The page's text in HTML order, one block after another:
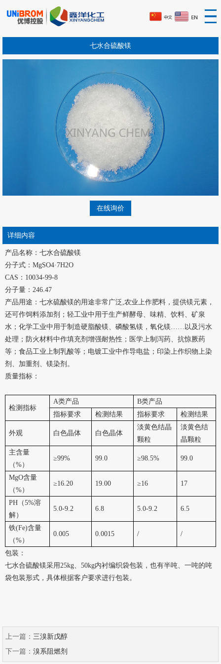
七水合硫酸镁
在线询价
详细内容
产品名称：七水合硫酸镁
分子式：MgSO4·7H2O
CAS：10034-99-8
分子量：246.47
产品用途：七水硫酸镁的用途非常广泛,农业上作肥料，提供镁元素，
还可作饲料添加剂；轻工业中用于生产鲜酵母、味精、饮料、矿泉
水；化学工业中用于制造硬脂酸镁、磷酸氢镁，氧化镁……以及污水
处理；防火材料中作填充剂增强耐热性；医学上制泻药、抗惊厥药
等；食品工业上制乳酸等；电镀工业中作导电盐；印染上作织物上染
剂、加重剂、镁染剂。
质量指标：
检测指标
A类产品
B类产品
指标要求
检测结果 指标要求 检测结果
外观 白色晶体 白色晶体
淡黄色结晶
颗粒
淡黄色结
晶颗粒
主含量
（%）
≥99% 99.0 ≥98.5% 99.0
MgO含量
（%）
≥16.20 19.00 ≥16 17
PH（5%溶
解）
5.0-9.2 6.8 5.0-9.2 6.5
铁(Fe)含量
（%）
0.005 0.0015 / /
包装：
七水合硫酸镁采用25kg、50kg内衬编织袋包装，也有半吨、一吨的吨
袋包装形式，具体根据客户要求进行包装。
上一篇： 三溴新戊醇
下一篇： 溴系阻燃剂